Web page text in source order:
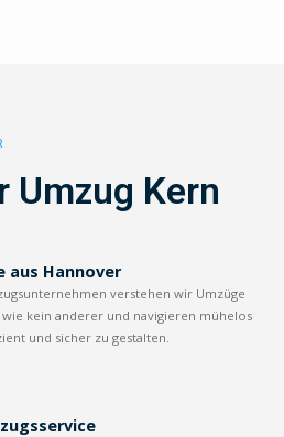
Umzug Kern
aus Hannover
verstehen wir Umzüge
kein anderer und navigieren mühelos
und sicher zu gestalten.